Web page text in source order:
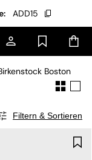
ADD15
Boston
Filtern & Sortieren